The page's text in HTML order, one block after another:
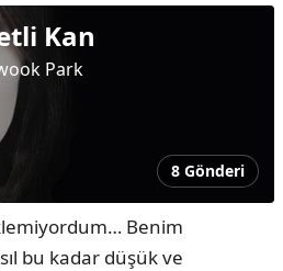
Kan
Park
8 Gönderi
Benim
bu kadar düşük ve